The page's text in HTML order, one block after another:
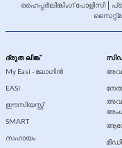
ഹൈപ്പർലിങ്കിംഗ് പോളിസി
ദ്രുത ലിങ്ക്
My Easi - ലോഗിന്‍
EASI
ഈസിയസ്റ്റ്
SMART
സഹായം